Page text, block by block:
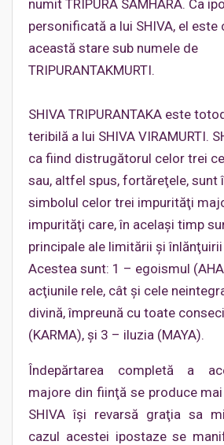
numit TRIPURA SAMHARA. Ca
personificată a lui SHIVA, el este
această stare sub numele de
TRIPURANTAKMURTI.
SHIVA TRIPURANTAKA este
teribilă a lui SHIVA VIRAMURTI.
ca fiind distrugătorul celor trei
sau, altfel spus, fortăreţele, sunt
simbolul celor trei impurităţi
impurităţi care, în acelaşi timp
principale ale limitării şi
Acestea sunt: 1 – egoismul
acţiunile rele, cât şi cele
divină, împreună cu toate
(KARMA), şi 3 – iluzia (MAYA).
Îndepărtarea completă a
majore din fiinţă se produce
SHIVA îşi revarsă graţia sa
cazul acestei ipostaze se